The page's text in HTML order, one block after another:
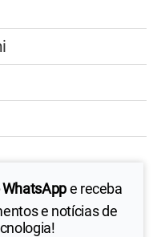
e receba
e notícias de